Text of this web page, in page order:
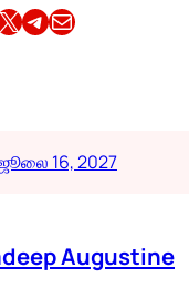
on X Share this article on TelegramEmail this Article
16, 2027
Augustine